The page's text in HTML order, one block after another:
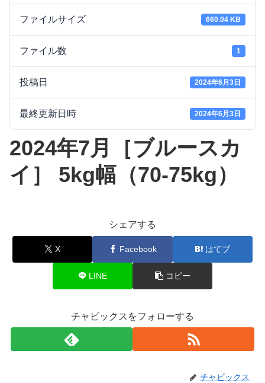
ファイルサイズ 660.04 KB
ファイル数 1
投稿日 2024年6月3日
最終更新日時 2024年6月3日
2024年7月［ブルースカ
イ］ 5kg幅（70-75kg）
シェアする
X Facebook はてブ
LINE コピー
チャビックスをフォローする
チャビックス